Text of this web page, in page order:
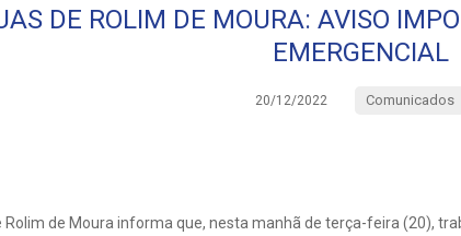
DE ROLIM DE MOURA: AVISO
EMERGENCIAL
20/12/2022 Comunicados
Rolim de Moura informa que, nesta manhã de terça-feira (20),